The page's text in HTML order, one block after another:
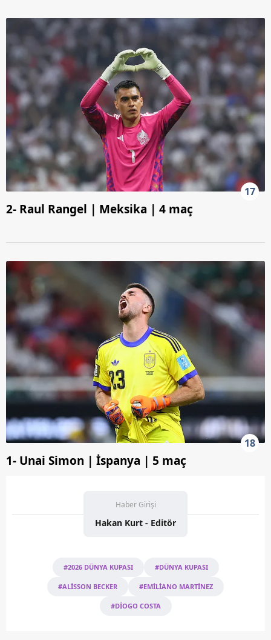
17
2- Raul Rangel | Meksika | 4 maç
18
1- Unai Simon | İspanya | 5 maç
Haber Girişi
Hakan Kurt - Editör
#2026 DÜNYA KUPASI #DÜNYA KUPASI
#ALİSSON BECKER #EMİLİANO MARTİNEZ
#DİOGO COSTA